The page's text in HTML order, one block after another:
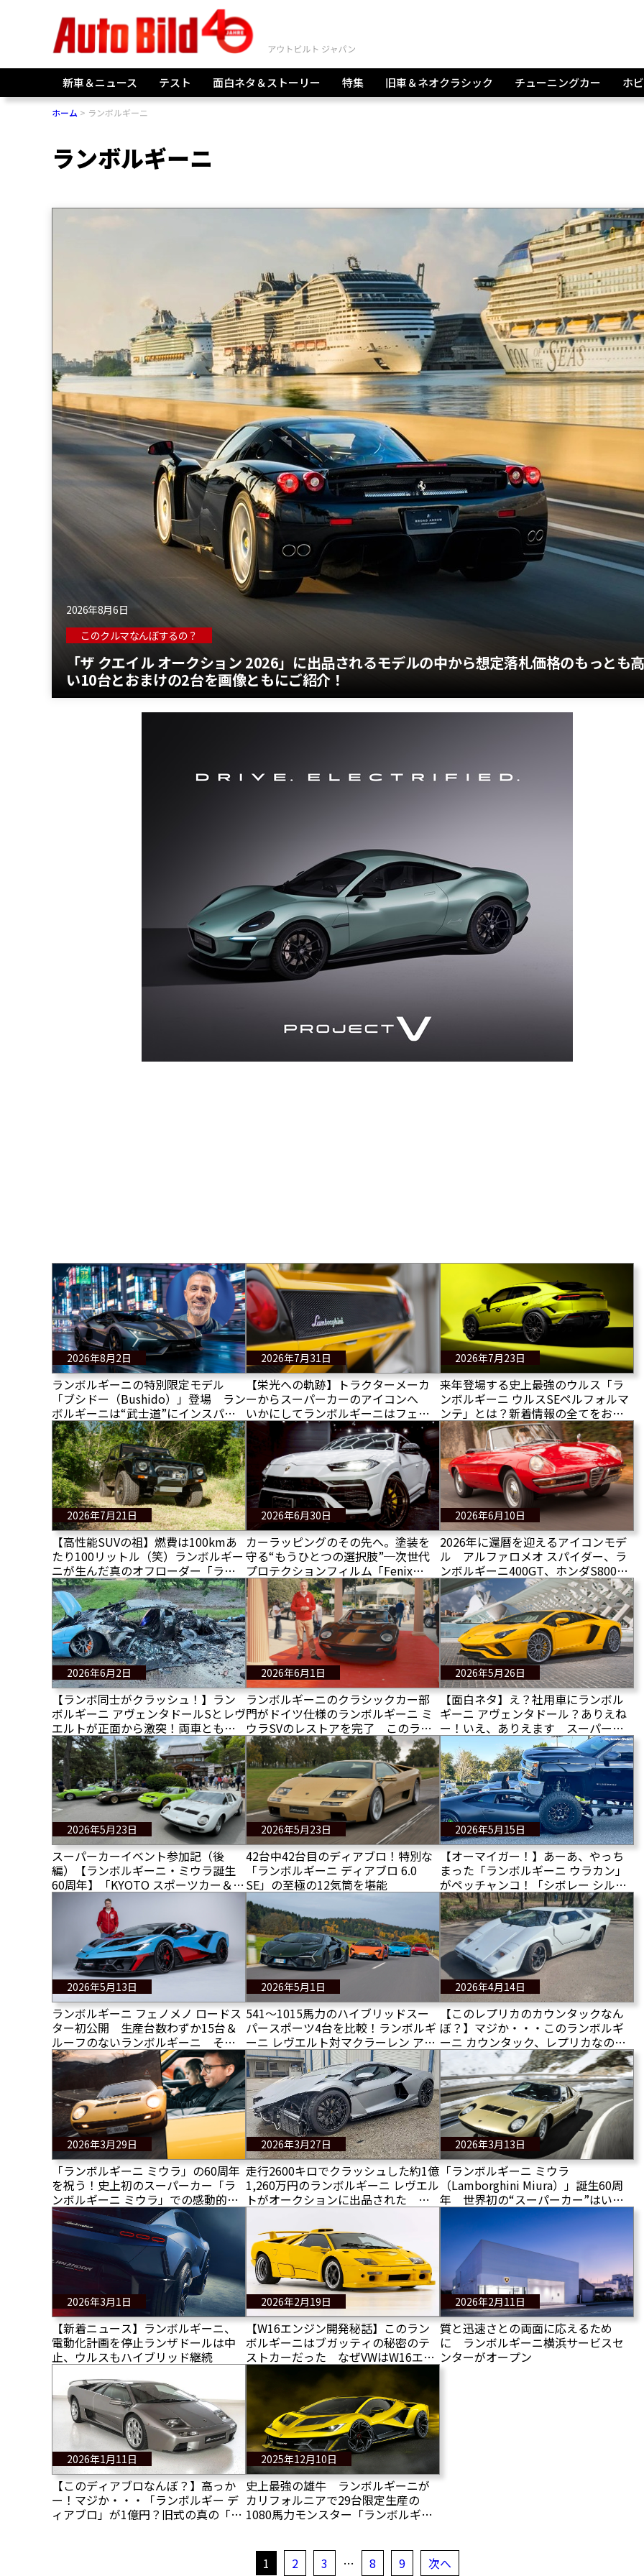
新車＆ニュース テスト 面白ネタ＆ストーリー 特集 旧車＆ネオクラシック チューニングカー ホ
ホーム ランボルギーニ
ランボルギーニ
2026年8月6日
このクルマなんぼするの？
「ザ クエイル オークション 2026」に出品されるモデルの中から想定落札価格のもっとも高
い10台とおまけの2台を画像ともにご紹介！
2026年8月2日
ランボルギーニの特別限定モデル
「ブシドー（Bushido）」登場 ラン
ボルギーニは“武士道”にインスパイ
アされたデザインのレヴエルトを発
表
2026年7月31日
【栄光への軌跡】トラクターメーカ
ーからスーパーカーのアイコンへ
いかにしてランボルギーニはフェラ
ーリに挑み、伝説となったのか
2026年7月23日
来年登場する史上最強のウルス「ラ
ンボルギーニ ウルスSEペルフォルマ
ンテ」とは？新着情報の全てをお届
け！
2026年7月21日
【高性能SUVの祖】燃費は100kmあ
たり100リットル（笑）ランボルギー
ニが生んだ真のオフローダー「ラン
ボルギーニLM002」40周年記念試乗
レポート
2026年6月30日
カーラッピングのその先へ。塗装を
守る“もうひとつの選択肢”─次世代
プロテクションフィルム「Fenix
Scratch Guard」
2026年6月10日
2026年に還暦を迎えるアイコンモデ
ル アルファロメオ スパイダー、ラ
ンボルギーニ400GT、ホンダS800、
その他11台を紹介！
2026年6月2日
【ランボ同士がクラッシュ！】ラン
ボルギーニ アヴェンタドールSとレヴ
エルトが正面から激突！両車とも大
破！ 痛い！事故原因は依然として
不明・・・
2026年6月1日
ランボルギーニのクラシックカー部
門がドイツ仕様のランボルギーニ ミ
ウラSVのレストアを完了 このラン
ボに見る5つのディティールとは？
2026年5月26日
【面白ネタ】え？社用車にランボル
ギーニ アヴェンタドール？ありえね
ー！いえ、ありえます スーパース
ポーツカーで節税？荒唐無稽だが合
法だ！
2026年5月23日
スーパーカーイベント参加記（後
編）【ランボルギーニ・ミウラ誕生
60周年】「KYOTO スポーツカー＆ス
ーパーカー・ヘリテージ・ギャザリ
ング 北野天満宮 2026」
2026年5月23日
42台中42台目のディアブロ！特別な
「ランボルギーニ ディアブロ 6.0
SE」の至極の12気筒を堪能
2026年5月15日
【オーマイガー！】あーあ、やっち
まった「ランボルギーニ ウラカン」
がペッチャンコ！「シボレー シルバ
ラード」がウラカンに乗り上げる！
高くつくぞー！
2026年5月13日
ランボルギーニ フェノメノ ロードス
ター初公開 生産台数わずか15台＆
ルーフのないランボルギーニ その
価格は？アメージング！！！
2026年5月1日
541〜1015馬力のハイブリッドスー
パースポーツ4台を比較！ランボルギ
ーニ レヴエルト対マクラーレン アル
トゥーラ対シボレー コルベットE-Ray
対ポルシェ911カレラGTS！
2026年4月14日
【このレプリカのカウンタックなん
ぼ？】マジか・・・このランボルギ
ーニ カウンタック、レプリカなのに
この値段・・・ありえねー！誰が欲
しがるのこの値段で
2026年3月29日
「ランボルギーニ ミウラ」の60周年
を祝う！史上初のスーパーカー「ラ
ンボルギーニ ミウラ」での感動的な
ドライブ！
2026年3月27日
走行2600キロでクラッシュした約1億
1,260万円のランボルギーニ レヴエル
トがオークションに出品された そ
2026年3月13日
「ランボルギーニ ミウラ
（Lamborghini Miura）」誕生60周
年 世界初の“スーパーカー”はいか
にして生まれたのか
2026年3月1日
【新着ニュース】ランボルギーニ、
電動化計画を停止ランザドールは中
止、ウルスもハイブリッド継続
2026年2月19日
【W16エンジン開発秘話】このラン
ボルギーニはブガッティの秘密のテ
ストカーだった なぜVWはW16エン
ジンをディアブロでテストしたのか
2026年2月11日
質と迅速さとの両面に応えるため
に ランボルギーニ横浜サービスセ
ンターがオープン
2026年1月11日
【このディアブロなんぼ？】高っか
ー！マジか・・・「ランボルギー デ
ィアブロ」が1億円？旧式の真の「雄
2025年12月10日
史上最強の雄牛 ランボルギーニが
カリフォルニアで29台限定生産の
1080馬力モンスター「ランボルギー
1
2 3 … 8 9 次へ